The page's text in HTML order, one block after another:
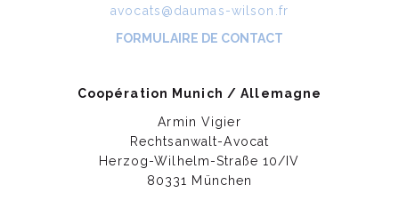
avocats@daumas-wilson.fr
FORMULAIRE DE CONTACT
Coopération Munich / Allemagne
Armin Vigier
Rechtsanwalt-Avocat
Herzog-Wilhelm-Straße 10/IV
80331 München